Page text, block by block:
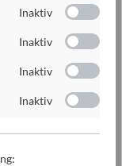
Inaktiv
Inaktiv
Inaktiv
Inaktiv